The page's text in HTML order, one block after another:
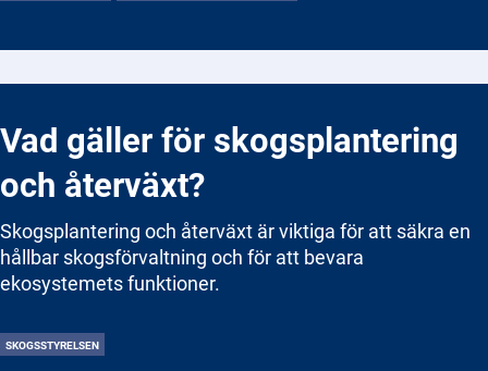
Vad gäller för skogsplantering
och återväxt?
Skogsplantering och återväxt är viktiga för att säkra en
hållbar skogsförvaltning och för att bevara
ekosystemets funktioner.
SKOGSSTYRELSEN